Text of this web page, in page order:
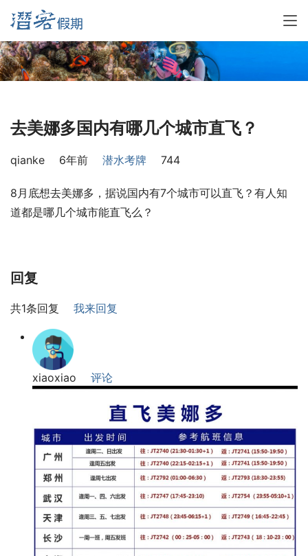
去美娜多国内有哪几个城市直飞？
qianke 6年前 潜水考牌 744
8月底想去美娜多，据说国内有7个城市可以直飞？有人知
道都是哪几个城市能直飞么？
回复
共1条回复 我来回复
xiaoxiao 评论